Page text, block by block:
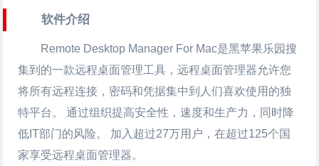
软件介绍
Remote Desktop Manager For Mac是黑苹果乐园搜
集到的一款远程桌面管理工具，远程桌面管理器允许您
将所有远程连接，密码和凭据集中到人们喜欢使用的独
特平台。 通过组织提高安全性，速度和生产力，同时降
低IT部门的风险。 加入超过27万用户，在超过125个国
家享受远程桌面管理器。